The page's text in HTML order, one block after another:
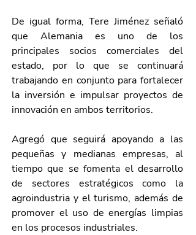
De igual forma, Tere Jiménez señaló
que Alemania es uno de los
principales socios comerciales del
estado, por lo que se continuará
trabajando en conjunto para fortalecer
la inversión e impulsar proyectos de
innovación en ambos territorios.
Agregó que seguirá apoyando a las
pequeñas y medianas empresas, al
tiempo que se fomenta el desarrollo
de sectores estratégicos como la
agroindustria y el turismo, además de
promover el uso de energías limpias
en los procesos industriales.